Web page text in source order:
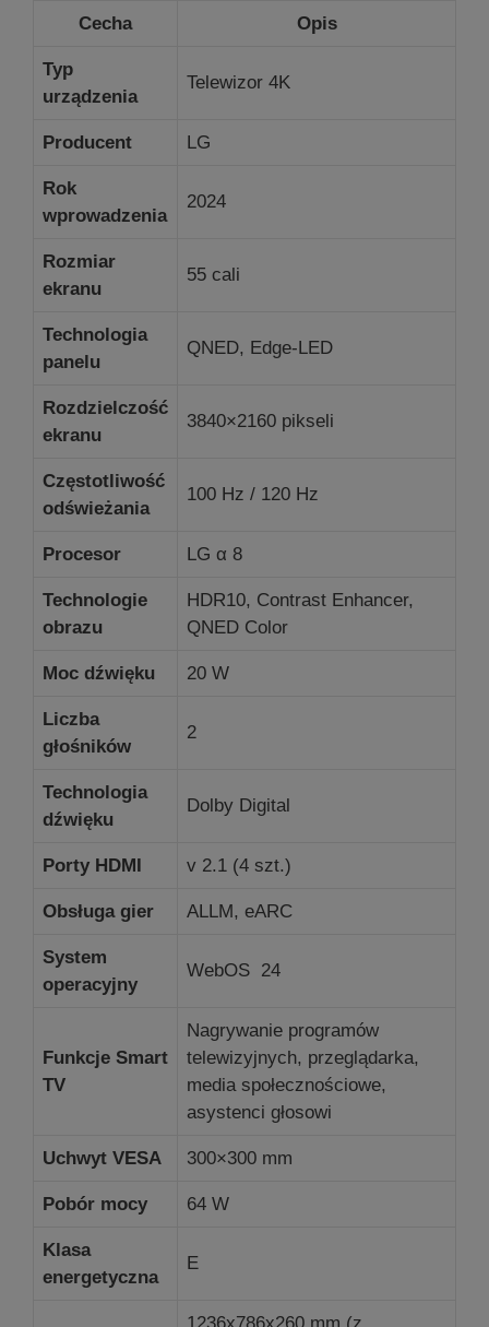
Cecha Opis
Typ
urządzenia
Telewizor 4K
Producent LG
Rok
wprowadzenia
2024
Rozmiar
ekranu
55 cali
Technologia
panelu
QNED, Edge-LED
Rozdzielczość
ekranu
3840×2160 pikseli
Częstotliwość
odświeżania
100 Hz / 120 Hz
Procesor LG α 8
Technologie
obrazu
HDR10, Contrast Enhancer,
QNED Color
Moc dźwięku 20 W
Liczba
głośników
2
Technologia
dźwięku
Dolby Digital
Porty HDMI v 2.1 (4 szt.)
Obsługa gier ALLM, eARC
System
operacyjny
WebOS 24
Funkcje Smart
TV
Nagrywanie programów
telewizyjnych, przeglądarka,
media społecznościowe,
asystenci głosowi
Uchwyt VESA 300×300 mm
Pobór mocy 64 W
Klasa
energetyczna
E